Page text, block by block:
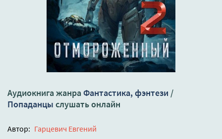
Аудиокнига жанра Фантастика, фэнтези /
Попаданцы слушать онлайн
Автор: Гарцевич Евгений